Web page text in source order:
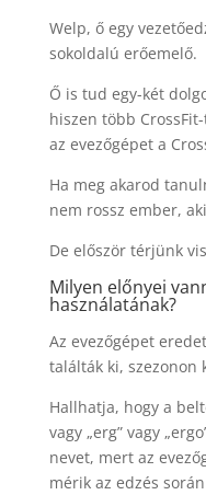
Welp, ő egy
sokoldalú erőemelő.
Ő is tud egy-két
hiszen több
az evezőgépet a
Ha meg akarod
nem rossz ember,
De először térjünk
Milyen előnyei
használatának?
Az evezőgépet
találták ki, szezonon
Hallhatja, hogy a
vagy „erg” vagy
nevet, mert az
mérik az edzés